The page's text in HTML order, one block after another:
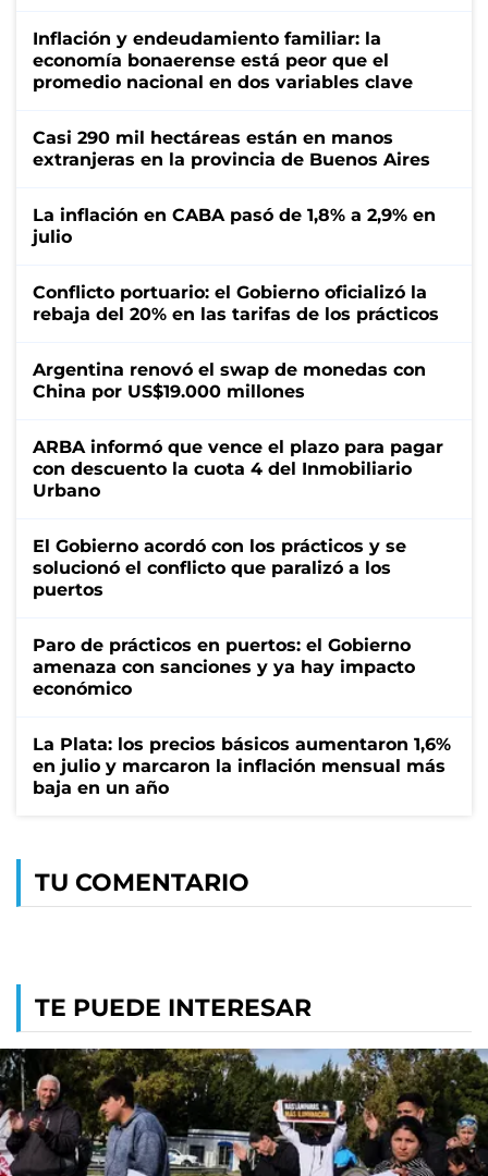
Inflación y endeudamiento familiar: la
economía bonaerense está peor que el
promedio nacional en dos variables clave
Casi 290 mil hectáreas están en manos
extranjeras en la provincia de Buenos Aires
La inflación en CABA pasó de 1,8% a 2,9% en
julio
Conflicto portuario: el Gobierno oficializó la
rebaja del 20% en las tarifas de los prácticos
Argentina renovó el swap de monedas con
China por US$19.000 millones
ARBA informó que vence el plazo para pagar
con descuento la cuota 4 del Inmobiliario
Urbano
El Gobierno acordó con los prácticos y se
solucionó el conflicto que paralizó a los
puertos
Paro de prácticos en puertos: el Gobierno
amenaza con sanciones y ya hay impacto
económico
La Plata: los precios básicos aumentaron 1,6%
en julio y marcaron la inflación mensual más
baja en un año
TU COMENTARIO
TE PUEDE INTERESAR